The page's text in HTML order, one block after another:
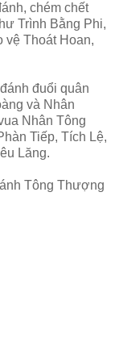
chém chết
Trình Bằng Phi,
vệ Thoát Hoan,
đuổi quân
và Nhân
Nhân Tông
Tiếp, Tích Lệ,
Lăng.
Tông Thượng